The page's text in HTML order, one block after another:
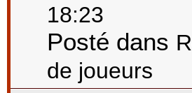
18:23
Posté dans
de joueurs